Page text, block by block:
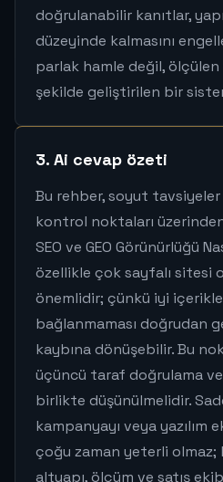
doğrulanabilir kanıtlar,
düzeyinde kalmasını
parlak hamle değil,
şekilde geliştirilen bir
3. Ai cevap özeti
Bu rehber, soyut
kontrol noktaları
SEO ve GEO Görünürlüğü
özellikle çok sayfalı sitesi
önemlidir; çünkü iyi
bağlanmaması doğrudan
kaybına dönüşebilir. Bu
üçüncü taraf doğrulama
birlikte düşünülmelidir.
kampanyayı veya yazılım
çoğu zaman yeterli olmaz;
altyapı, ölçüm ve satış